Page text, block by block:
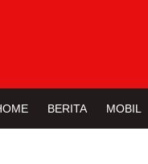
BERITA MOBIL